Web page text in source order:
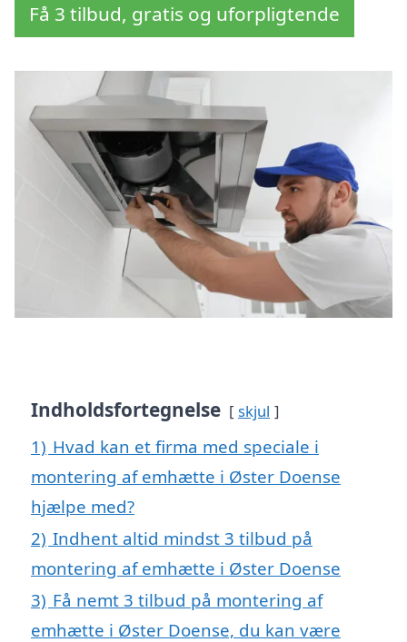
Få 3 tilbud, gratis og uforpligtende
Indholdsfortegnelse skjul
1) Hvad kan et firma med speciale i
montering af emhætte i Øster Doense
hjælpe med?
2) Indhent altid mindst 3 tilbud på
montering af emhætte i Øster Doense
3) Få nemt 3 tilbud på montering af
emhætte i Øster Doense, du kan være